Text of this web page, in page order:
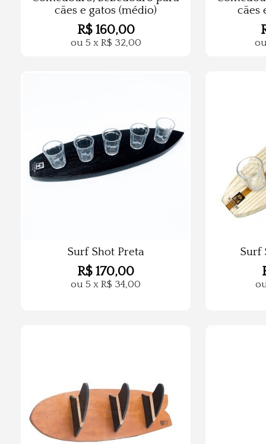
cães e gatos (médio)
R$ 160,00
ou 5 x R$ 32,00
cães
Surf Shot Preta
R$ 170,00
ou 5 x R$ 34,00
Surf